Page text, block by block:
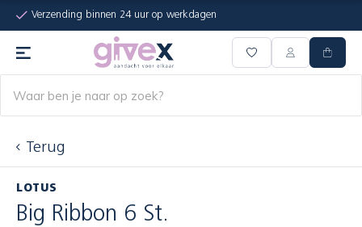
Verzending binnen 24 uur op werkdagen
Terug
LOTUS
Big Ribbon 6 St.